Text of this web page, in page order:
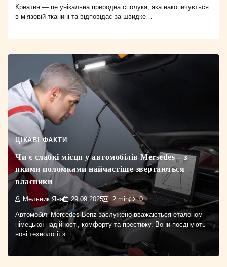
Креатин — це унікальна природна сполука, яка накопичується
в м’язовій тканині та відповідає за швидке…
ЦІКАВІ ФАКТИ
Чи є слабкі місця у автомобілів Mersedes – з
якими поломками найчастіше звертаються
власники
Мельник Яна 29.09.2025 2 min 0
Автомобілі Mercedes-Benz заслужено вважаються еталоном
німецької надійності, комфорту та престижу. Вони поєднують
нові технології з…